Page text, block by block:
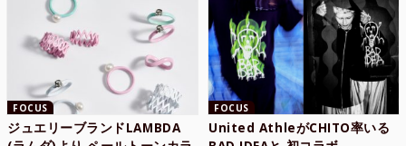
FOCUS
ジュエリーブランドLAMBDA
FOCUS
United AthleがCHITO率いる